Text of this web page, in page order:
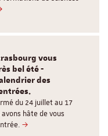
vous
bel été -
des
du 24 juillet au 17
hâte de vous